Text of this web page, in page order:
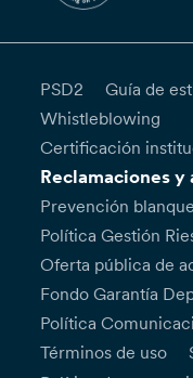
PSD2
Guía de
Whistleblowing
Certificación
Reclamaciones
Prevención
Política Gestión
Oferta pública de
Fondo Garantía
Política
Términos de uso